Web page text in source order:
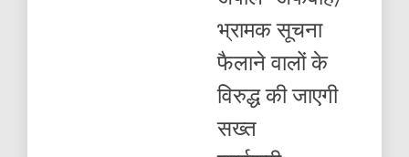
भ्रामक सूचना
फैलाने वालों के
विरुद्ध की जाएगी
सख्त